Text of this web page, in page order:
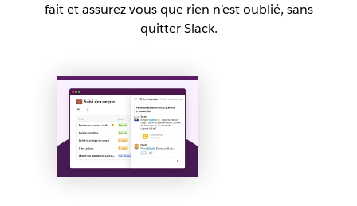
fait et assurez-vous que rien n’est oublié, sans
quitter Slack.